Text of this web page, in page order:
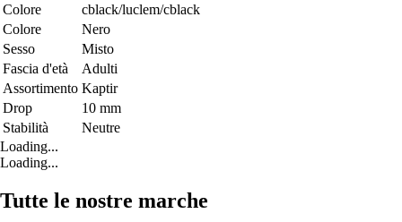
Colore
cblack/luclem/cblack
Colore
Nero
Sesso
Misto
Fascia d'età
Adulti
Assortimento Kaptir
Drop
10 mm
Stabilità
Neutre
Loading...
Loading...
Tutte le nostre marche